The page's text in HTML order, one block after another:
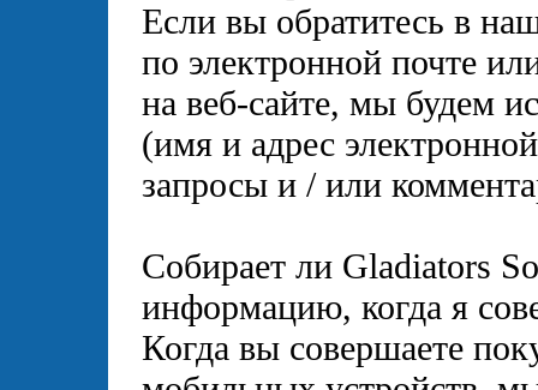
Если вы обратитесь в
по электронной почте
на веб-сайте, мы будем
(имя и адрес
запросы и / или
Собирает ли Gladiators
информацию, когда я
Когда вы совершаете